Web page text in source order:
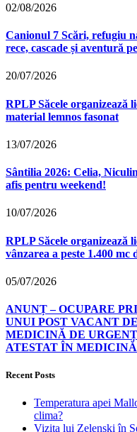
02/08/2026
Canionul 7 Scări, refugiu
rece, cascade și aventură
20/07/2026
RPLP Săcele organizează
material lemnos fasonat
13/07/2026
Sântilia 2026: Celia,
afis pentru weekend!
10/07/2026
RPLP Săcele organizează
vânzarea a peste 1.400 mc
05/07/2026
ANUNȚ – OCUPARE
UNUI POST VACANT
MEDICINĂ DE
ATESTAT ÎN
Recent Posts
Temperatura apei
clima?
Vizita lui Zelenski în